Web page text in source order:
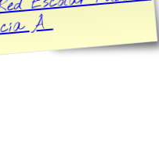
Â